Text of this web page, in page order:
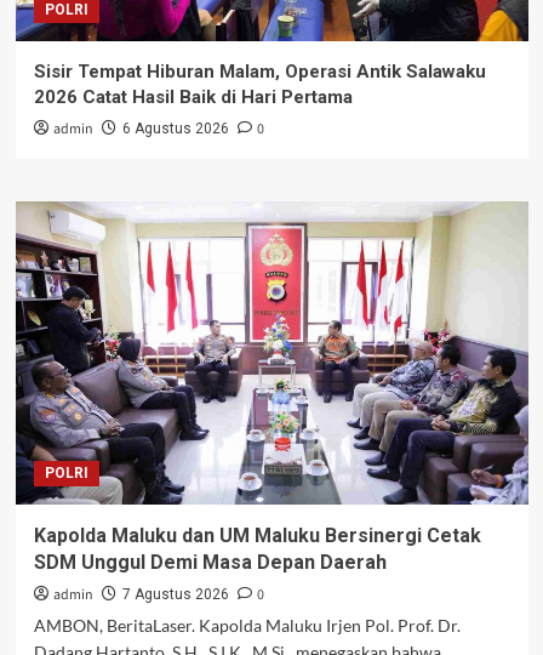
POLRI
Sisir Tempat Hiburan Malam, Operasi Antik Salawaku
2026 Catat Hasil Baik di Hari Pertama
admin 6 Agustus 2026 0
POLRI
Kapolda Maluku dan UM Maluku Bersinergi Cetak
SDM Unggul Demi Masa Depan Daerah
admin 7 Agustus 2026
0
AMBON, BeritaLaser. Kapolda Maluku Irjen Pol. Prof. Dr.